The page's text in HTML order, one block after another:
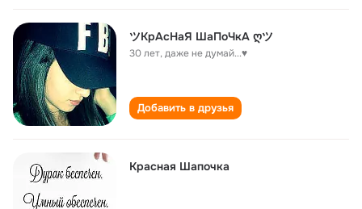
ツКрАсНаЯ ШаПоЧкА ღツ
30 лет,даже не думай...♥
Добавить в друзья
Красная Шапочка